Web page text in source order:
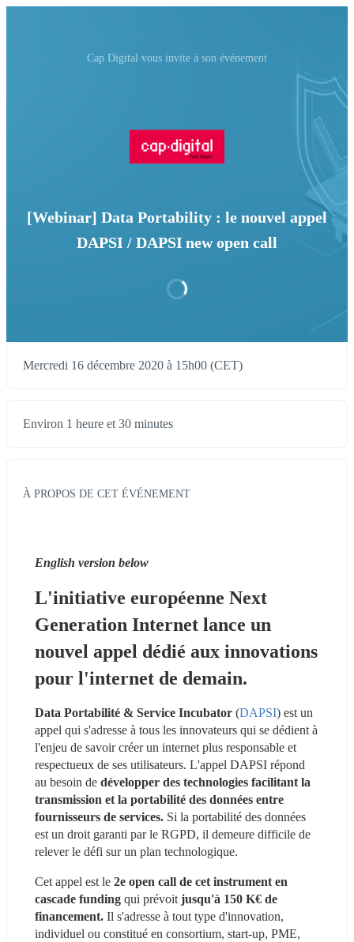
Cap Digital vous invite à son événement
[Webinar] Data Portability : le nouvel appel
DAPSI / DAPSI new open call
Mercredi 16 décembre 2020 à 15h00 (CET)
Environ 1 heure et 30 minutes
À PROPOS DE CET ÉVÉNEMENT
English version below
L'initiative européenne Next
Generation Internet lance un
nouvel appel dédié aux innovations
pour l'internet de demain.
Data Portabilité & Service Incubator (DAPSI) est un
appel qui s'adresse à tous les innovateurs qui se dédient à
l'enjeu de savoir créer un internet plus responsable et
respectueux de ses utilisateurs. L'appel DAPSI répond
au besoin de développer des technologies facilitant la
transmission et la portabilité des données entre
fournisseurs de services. Si la portabilité des données
est un droit garanti par le RGPD, il demeure difficile de
relever le défi sur un plan technologique.
Cet appel est le 2e open call de cet instrument en
cascade funding qui prévoit jusqu'à 150 K€ de
financement. Il s'adresse à tout type d'innovation,
individuel ou constitué en consortium, start-up, PME,